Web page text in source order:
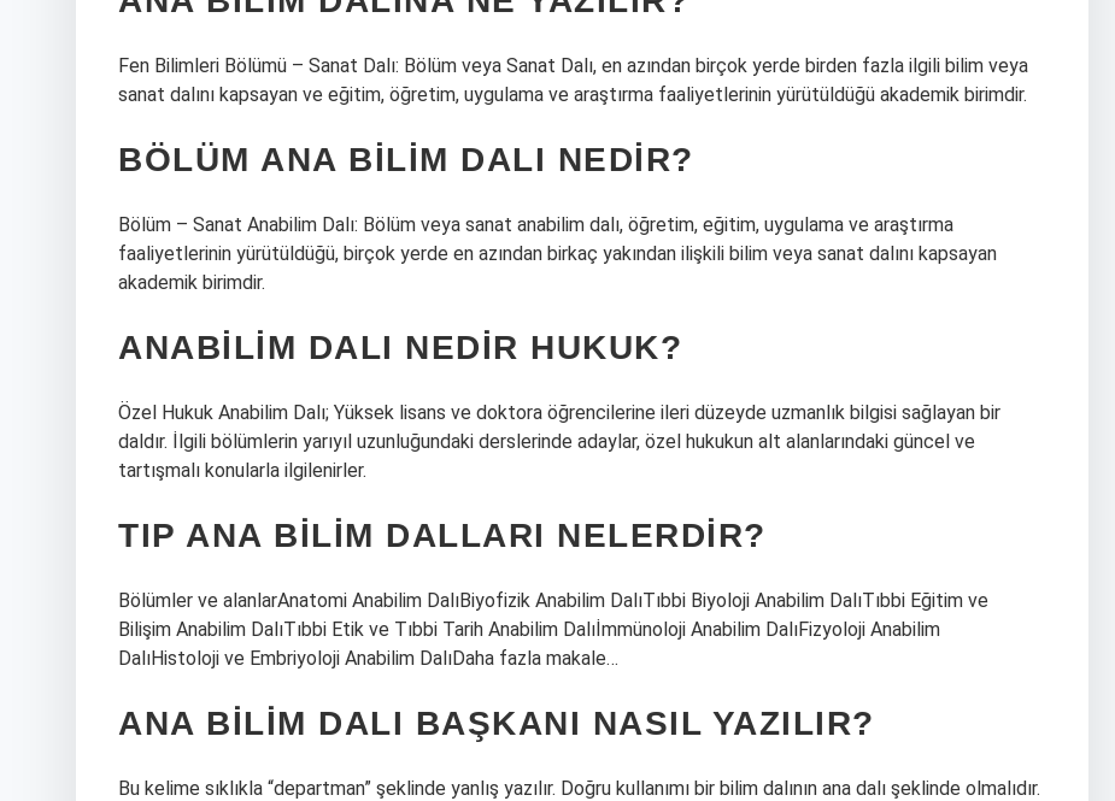
Fen Bilimleri Bölümü – Sanat Dalı: Bölüm veya Sanat Dalı, en azından birçok yerde birden fazla ilgili bilim veya
sanat dalını kapsayan ve eğitim, öğretim, uygulama ve araştırma faaliyetlerinin yürütüldüğü akademik birimdir.
BÖLÜM ANA BILIM DALI NEDIR?
Bölüm – ​​​​Sanat Anabilim Dalı: Bölüm veya sanat anabilim dalı, öğretim, eğitim, uygulama ve araştırma
faaliyetlerinin yürütüldüğü, birçok yerde en azından birkaç yakından ilişkili bilim veya sanat dalını kapsayan
akademik birimdir.
ANABILIM DALI NEDIR HUKUK?
Özel Hukuk Anabilim Dalı; Yüksek lisans ve doktora öğrencilerine ileri düzeyde uzmanlık bilgisi sağlayan bir
daldır. İlgili bölümlerin yarıyıl uzunluğundaki derslerinde adaylar, özel hukukun alt alanlarındaki güncel ve
tartışmalı konularla ilgilenirler.
TIP ANA BILIM DALLARI NELERDIR?
Bölümler ve alanlarAnatomi Anabilim DalıBiyofizik Anabilim DalıTıbbi Biyoloji Anabilim DalıTıbbi Eğitim ve
Bilişim Anabilim DalıTıbbi Etik ve Tıbbi Tarih Anabilim Dalıİmmünoloji Anabilim DalıFizyoloji Anabilim
DalıHistoloji ve Embriyoloji Anabilim DalıDaha fazla makale…
ANA BILIM DALI BAŞKANI NASIL YAZILIR?
Bu kelime sıklıkla “departman” şeklinde yanlış yazılır. Doğru kullanımı bir bilim dalının ana dalı şeklinde olmalıdır.